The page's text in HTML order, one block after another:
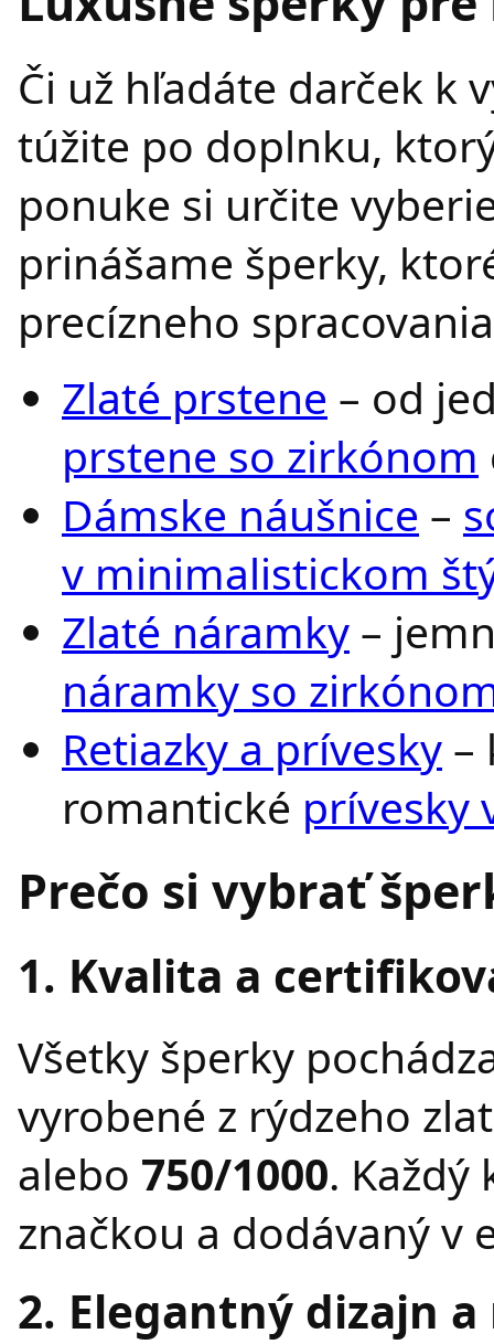
Či už hľadáte darček k
túžite po doplnku,
ponuke si určite
prinášame šperky,
precízneho
Zlaté prstene – od
prstene so zirkónom
Dámske náušnice –
v minimalistickom
Zlaté náramky –
náramky so
Retiazky a prívesky –
romantické prívesky
Prečo si vybrať
1. Kvalita a
Všetky šperky
vyrobené z rýdzeho
alebo 750/1000. Každý
značkou a dodávaný v
2. Elegantný dizajn